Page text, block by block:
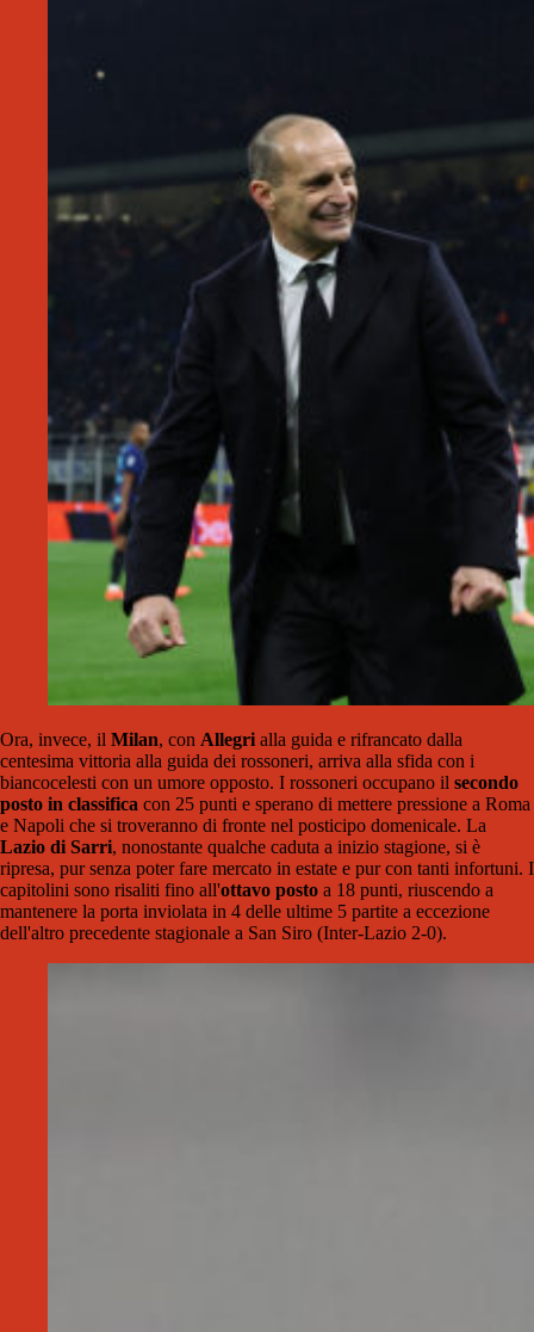
Ora, invece, il Milan, con Allegri alla guida e rifrancato dalla
centesima vittoria alla guida dei rossoneri, arriva alla sfida con i
biancocelesti con un umore opposto. I rossoneri occupano il secondo
posto in classifica con 25 punti e sperano di mettere pressione a Roma
e Napoli che si troveranno di fronte nel posticipo domenicale. La
Lazio di Sarri, nonostante qualche caduta a inizio stagione, si è
ripresa, pur senza poter fare mercato in estate e pur con tanti infortuni. I
capitolini sono risaliti fino all'ottavo posto a 18 punti, riuscendo a
mantenere la porta inviolata in 4 delle ultime 5 partite a eccezione
dell'altro precedente stagionale a San Siro (Inter-Lazio 2-0).